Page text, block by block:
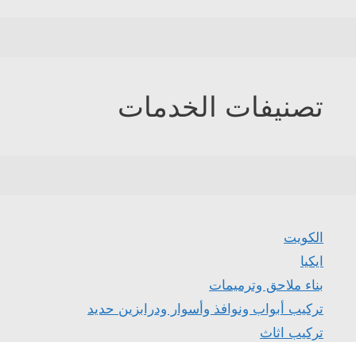
تصنيفات الخدمات
الكويت
ايكيا
بناء ملاحق وترميمات
تركيب أبواب ونوافذ وأسوار ودرابزين حديد
تركيب اثاث